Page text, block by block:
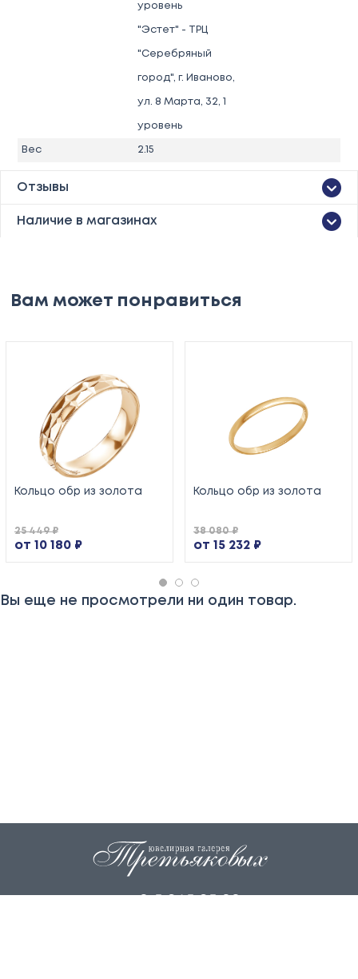
уровень
"Эстет" - ТРЦ
"Серебряный
город", г. Иваново,
ул. 8 Марта, 32, 1
уровень
Вес 2.15
Отзывы
Наличие в магазинах
Вам может понравиться
Кольцо обр из золота
от 10 180 ₽
25 449 ₽
Кольцо обр из золота
от 15 232 ₽
38 080 ₽
Вы еще не просмотрели ни один товар.